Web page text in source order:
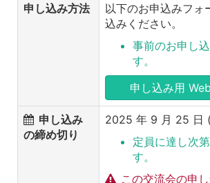
申し込み方法
以下のお申込みフォ
込みください。
事前のお申し
す。
申し込み用
申し込み
の締め切り
2025 年 9 月 25 日
定員に達し次
す。
この交流会の申